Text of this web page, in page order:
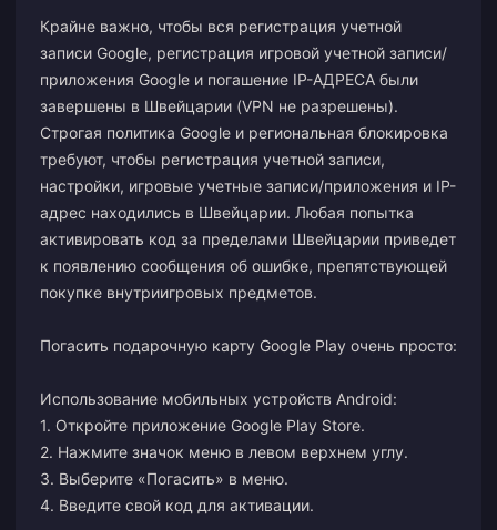
Крайне важно, чтобы вся регистрация учетной
записи Google, регистрация игровой учетной записи/
приложения Google и погашение IP-АДРЕСА были
завершены в Швейцарии (VPN не разрешены).
Строгая политика Google и региональная блокировка
требуют, чтобы регистрация учетной записи,
настройки, игровые учетные записи/приложения и IP-
адрес находились в Швейцарии. Любая попытка
активировать код за пределами Швейцарии приведет
к появлению сообщения об ошибке, препятствующей
покупке внутриигровых предметов.
Погасить подарочную карту Google Play очень просто:
Использование мобильных устройств Android:
1. Откройте приложение Google Play Store.
2. Нажмите значок меню в левом верхнем углу.
3. Выберите «Погасить» в меню.
4. Введите свой код для активации.